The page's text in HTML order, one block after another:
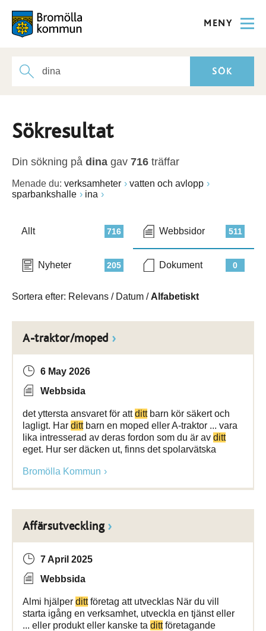
MENY
Sökresultat
Din sökning på dina gav 716 träffar
Menade du: verksamheter
vatten och avlopp
sparbankshalle
ina
716
Allt 511
Webbsidor
205
Nyheter 0
Dokument
Sortera efter: Relevans / Datum / Alfabetiskt
A-traktor/moped
6 May 2026
Webbsida
det yttersta ansvaret för attdittbarn kör säkert och
lagligt. Har dittbarn en moped eller A-traktor ... vara
lika intresserad av deras fordon som du är av ditt
eget. Hur ser däcken ut, finns det spolarvätska
Bromölla Kommun
Affärsutveckling
7 April 2025
Webbsida
Almi hjälper dittföretag att utvecklas När du vill
starta igång en verksamhet, utveckla en tjänst eller
... eller produkt eller kanske ta dittföretagande